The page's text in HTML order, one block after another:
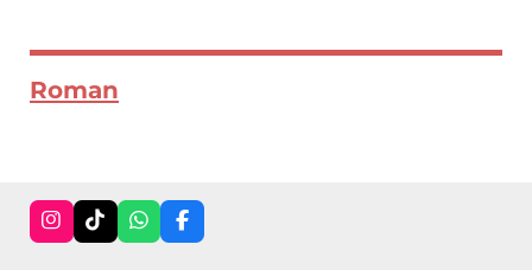
e
e
e
e
Roman
I
n
T
i
W
h
F
a